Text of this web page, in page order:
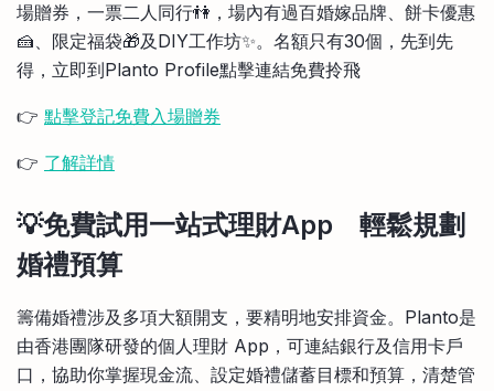
場贈券，一票二人同行👫，場內有過百婚嫁品牌、餅卡優惠
🍰、限定福袋🎁及DIY工作坊✨。名額只有30個，先到先
得，立即到Planto Profile點擊連結免費拎飛
👉 點擊登記免費入場贈券
👉 了解詳情
💡免費試用一站式理財App 輕鬆規劃
婚禮預算
籌備婚禮涉及多項大額開支，要精明地安排資金。Planto是
由香港團隊研發的個人理財 App，可連結銀行及信用卡戶
口，協助你掌握現金流、設定婚禮儲蓄目標和預算，清楚管